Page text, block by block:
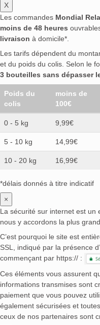
X
Les commandes Mondial
moins de 48 heures
livraison à domicile*.
Les tarifs dépendent du
et du poids du colis. Selon le
3 bouteilles sans dépasser
Poids du
colis
moins de
100€
0 - 5 kg 9,99€
5 - 10 kg 14,99€
10 - 20 kg 16,99€
*délais donnés à titre indicatif
×
La sécurité sur internet est un
nous y accordons la plus
C’est pourquoi le site est
SSL, indiqué par la présence
commençant par https:// :
Ces éléments vous assurent
informations transmises sont
paiement que vous pouvez
également sécurisées et
ceux de nos partenaires sont